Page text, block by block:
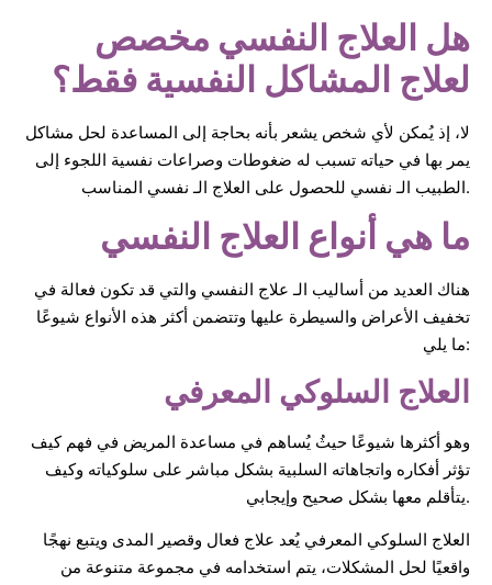
هل العلاج النفسي مخصص
لعلاج المشاكل النفسية فقط؟
لا، إذ يُمكن لأي شخص يشعر بأنه بحاجة إلى المساعدة لحل مشاكل
يمر بها في حياته تسبب له ضغوطات وصراعات نفسية اللجوء إلى
الطبيب الـ نفسي للحصول على العلاج الـ نفسي المناسب.
ما هي أنواع العلاج النفسي
هناك العديد من أساليب الـ علاج النفسي والتي قد تكون فعالة في
تخفيف الأعراض والسيطرة عليها وتتضمن أكثر هذه الأنواع شيوعًا
ما يلي:
العلاج السلوكي المعرفي
وهو أكثرها شيوعًا حيثُ يُساهم في مساعدة المريض في فهم كيف
تؤثر أفكاره واتجاهاته السلبية بشكل مباشر على سلوكياته وكيف
يتأقلم معها بشكل صحيح وإيجابي.
العلاج السلوكي المعرفي يُعد علاج فعال وقصير المدى ويتبع نهجًا
واقعيًا لحل المشكلات، يتم استخدامه في مجموعة متنوعة من